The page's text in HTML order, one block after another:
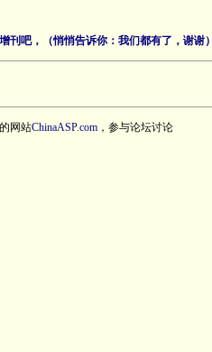
刊吧，（悄悄告诉你：我们都有了，谢谢）
网站ChinaASP.com，参与论坛讨论